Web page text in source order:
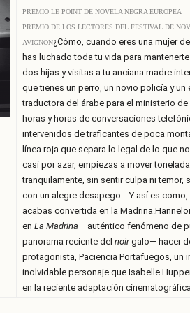
PREMIO LE POINT DE NOVELA NEGRA EUROPEA
PREMIO DE LOS LECTORES DEL FESTIVAL DE
AVIGNON¿Cómo, cuando eres una mujer
has luchado toda tu vida para
dos hijas y visitas a tu anciana madre
que tienes un perro, un novio policía y
traductora del árabe para el ministerio
horas y horas de conversaciones
intervenidos de traficantes de poca
línea roja que separa lo legal de lo que
casi por azar, empiezas a mover
tranquilamente, sin sentir culpa ni temor,
con un alegre desapego… Y así es como,
acabas convertida en la
en La Madrina —auténtico fenómeno de
panorama reciente del noirgalo— hacer
protagonista, Paciencia Portafuegos, un
inolvidable personaje que Isabelle
en la reciente adaptación